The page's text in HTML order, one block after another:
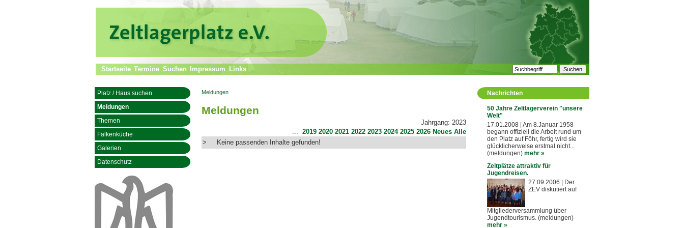
Startseite Termine Suchen Impressum Links
Meldungen
Meldungen
Jahrgang: 2023
... 2019 2020 2021 2022 2023 2024 2025 2026 Neues Alle
>
Keine passenden Inhalte gefunden!
Platz / Haus suchen
Meldungen
Themen
Falkenküche
Galerien
Datenschutz
Nachrichten
50 Jahre Zeltlagerverein "unsere
Welt"
17.01.2008 | Am 8.Januar 1958
begann offiziell die Arbeit rund um
den Platz auf Föhr, fertig wird sie
glücklicherweise erstmal nicht...
(meldungen) mehr »
Zeltplätze attraktiv für
Jugendreisen.
27.09.2006 | Der
ZEV diskutiert auf
Mitgliederversammlung über
Jugendtourismus. (meldungen)
mehr »